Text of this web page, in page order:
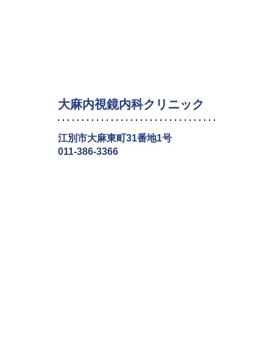
大麻内視鏡内科クリニック
江別市大麻東町31番地1号
011-386-3366